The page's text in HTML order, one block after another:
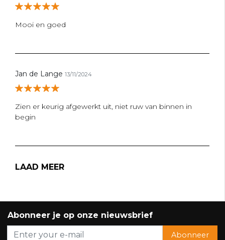
Mooi en goed
Jan de Lange 13/11/2024
Zien er keurig afgewerkt uit, niet ruw van binnen in
begin
LAAD MEER
Abonneer je op onze nieuwsbrief
Abonneer